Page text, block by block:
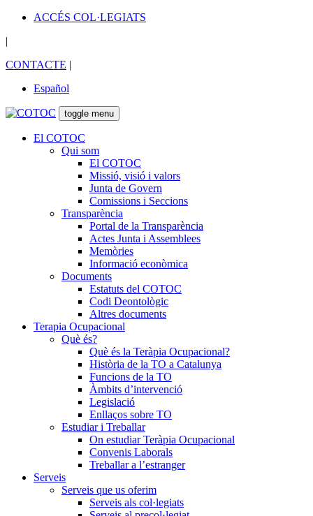
ACCÉS COL·LEGIATS
|
CONTACTE |
Español
toggle menu
El COTOC
Qui som
El COTOC
Missió, visió i valors
Junta de Govern
Comissions i Seccions
Transparència
Portal de la Transparència
Actes Junta i Assemblees
Memòries
Informació econòmica
Documents
Estatuts del COTOC
Codi Deontològic
Altres documents
Terapia Ocupacional
Què és?
Què és la Teràpia Ocupacional?
Història de la TO a Catalunya
Funcions de la TO
Àmbits d’intervenció
Legislació
Enllaços sobre TO
Estudiar i Treballar
On estudiar Teràpia Ocupacional
Convenis Laborals
Treballar a l’estranger
Serveis
Serveis que us oferim
Serveis als col·legiats